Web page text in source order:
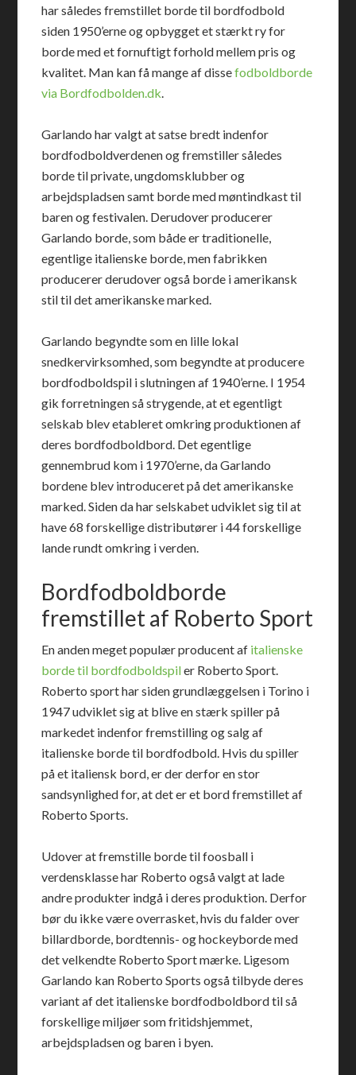
har således fremstillet borde til bordfodbold
siden 1950’erne og opbygget et stærkt ry for
borde med et fornuftigt forhold mellem pris og
kvalitet. Man kan få mange af dissefodboldborde
via Bordfodbolden.dk.
Garlando har valgt at satse bredt indenfor
bordfodboldverdenen og fremstiller således
borde til private, ungdomsklubber og
arbejdspladsen samt borde med møntindkast til
baren og festivalen. Derudover producerer
Garlando borde, som både er traditionelle,
egentlige italienske borde, men fabrikken
producerer derudover også borde i amerikansk
stil til det amerikanske marked.
Garlando begyndte som en lille lokal
snedkervirksomhed, som begyndte at producere
bordfodboldspil i slutningen af 1940’erne. I 1954
gik forretningen så strygende, at et egentligt
selskab blev etableret omkring produktionen af
deres bordfodboldbord. Det egentlige
gennembrud kom i 1970’erne, da Garlando
bordene blev introduceret på det amerikanske
marked. Siden da har selskabet udviklet sig til at
have 68 forskellige distributører i 44 forskellige
lande rundt omkring i verden.
Bordfodboldborde
fremstillet af Roberto Sport
En anden meget populær producent af italienske
borde til bordfodboldspiler Roberto Sport.
Roberto sport har siden grundlæggelsen i Torino i
1947 udviklet sig at blive en stærk spiller på
markedet indenfor fremstilling og salg af
italienske borde til bordfodbold. Hvis du spiller
på et italiensk bord, er der derfor en stor
sandsynlighed for, at det er et bord fremstillet af
Roberto Sports.
Udover at fremstille borde til foosball i
verdensklasse har Roberto også valgt at lade
andre produkter indgå i deres produktion. Derfor
bør du ikke være overrasket, hvis du falder over
billardborde, bordtennis- og hockeyborde med
det velkendte Roberto Sport mærke. Ligesom
Garlando kan Roberto Sports også tilbyde deres
variant af det italienske bordfodboldbord til så
forskellige miljøer som fritidshjemmet,
arbejdspladsen og baren i byen.